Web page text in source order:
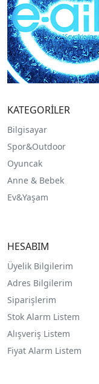
KATEGORİLER
Bilgisayar
Spor&Outdoor
Oyuncak
Anne & Bebek
Ev&Yaşam
HESABIM
Üyelik Bilgilerim
Adres Bilgilerim
Siparişlerim
Stok Alarm Listem
Alışveriş Listem
Fiyat Alarm Listem